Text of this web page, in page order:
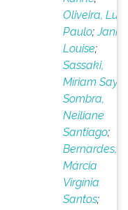
Oliveira, Luís
Paulo;Jank,
Louise;
Sassaki,
Míriam
Sombra,
Neiliane
Santiago;
Bernardes,
Márcia
Virgínia
Santos;